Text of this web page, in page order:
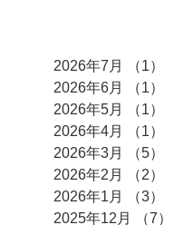
2026年7月 （1）
2026年6月
（1）
2026年5月
（1）
2026年4月
（1）
2026年3月
（5）
2026年2月
（2）
2026年1月
（3）
2025年12月
（7）